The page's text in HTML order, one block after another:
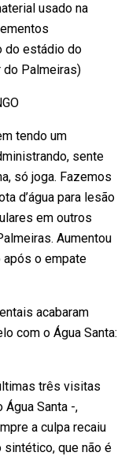
usado na
do estádio do
do Palmeiras)
tendo um
sente
só joga. Fazemos
d’água para lesão
em outros
Aumentou
após o empate
acabaram
com o Água Santa:
três visitas
Santa -,
a culpa recaiu
que não é